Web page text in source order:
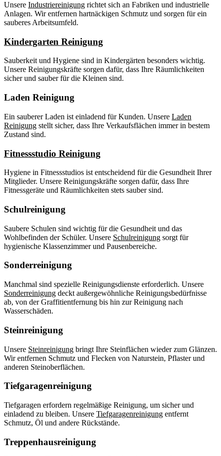
Unsere Industriereinigung richtet sich an Fabriken und industrielle
Anlagen. Wir entfernen hartnäckigen Schmutz und sorgen für ein
sauberes Arbeitsumfeld.
Kindergarten Reinigung
Sauberkeit und Hygiene sind in Kindergärten besonders wichtig.
Unsere Reinigungskräfte sorgen dafür, dass Ihre Räumlichkeiten
sicher und sauber für die Kleinen sind.
Laden Reinigung
Ein sauberer Laden ist einladend für Kunden. Unsere Laden
Reinigung stellt sicher, dass Ihre Verkaufsflächen immer in bestem
Zustand sind.
Fitnessstudio Reinigung
Hygiene in Fitnessstudios ist entscheidend für die Gesundheit Ihrer
Mitglieder. Unsere Reinigungskräfte sorgen dafür, dass Ihre
Fitnessgeräte und Räumlichkeiten stets sauber sind.
Schulreinigung
Saubere Schulen sind wichtig für die Gesundheit und das
Wohlbefinden der Schüler. Unsere Schulreinigung sorgt für
hygienische Klassenzimmer und Pausenbereiche.
Sonderreinigung
Manchmal sind spezielle Reinigungsdienste erforderlich. Unsere
Sonderreinigung deckt außergewöhnliche Reinigungsbedürfnisse
ab, von der Graffitientfernung bis hin zur Reinigung nach
Wasserschäden.
Steinreinigung
Unsere Steinreinigung bringt Ihre Steinflächen wieder zum Glänzen.
Wir entfernen Schmutz und Flecken von Naturstein, Pflaster und
anderen Steinoberflächen.
Tiefgaragenreinigung
Tiefgaragen erfordern regelmäßige Reinigung, um sicher und
einladend zu bleiben. Unsere Tiefgaragenreinigung entfernt
Schmutz, Öl und andere Rückstände.
Treppenhausreinigung